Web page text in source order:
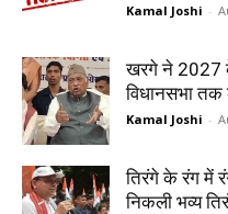
Kamal Joshi -
खरगे ने 2027 के
विधानसभा तक
Kamal Joshi -
तिरंगे के रंग में
निकली भव्य